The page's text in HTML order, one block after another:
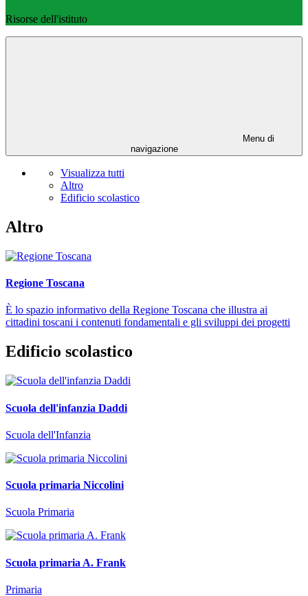
Risorse dell'istituto
Menu di
navigazione
Visualizza tutti
Altro
Edificio scolastico
Altro
Regione Toscana
È lo spazio informativo della Regione Toscana che illustra ai
cittadini toscani i contenuti fondamentali e gli sviluppi dei progetti
Edificio scolastico
Scuola dell'infanzia Daddi
Scuola dell'Infanzia
Scuola primaria Niccolini
Scuola Primaria
Scuola primaria A. Frank
Primaria